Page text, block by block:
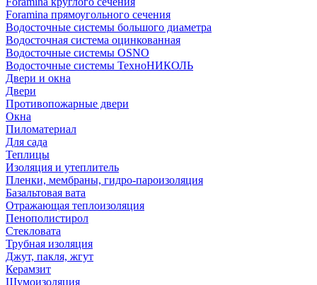
Foramina прямоугольного сечения
Водосточные системы большого диаметра
Водосточная система оцинкованная
Водосточные системы OSNO
Водосточные системы ТехноНИКОЛЬ
Двери и окна
Двери
Противопожарные двери
Окна
Пиломатериал
Для сада
Теплицы
Изоляция и утеплитель
Пленки, мембраны, гидро-пароизоляция
Базальтовая вата
Отражающая теплоизоляция
Пенополистирол
Стекловата
Трубная изоляция
Джут, пакля, жгут
Керамзит
Шумоизоляция